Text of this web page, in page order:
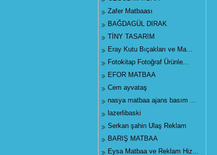
Zafer Matbaası
BAĞDAGÜL DIRAK
TİNY TASARIM
Eray Kutu Bıçakları ve Ma...
Fotokitap Fotoğraf Ürünle...
EFOR MATBAA
Cem ayvataş
nasya matbaa ajans basım ...
lazerlibaski
Serkan şahin Ulaş Reklam
BARIŞ MATBAA
Eysa Matbaa ve Reklam Hiz...